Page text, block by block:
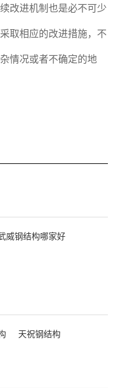
改进机制也是必不可少
取相应的改进措施，不
情况或者不确定的地
威钢结构哪家好
天祝钢结构